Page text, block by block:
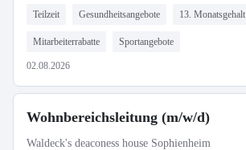
Teilzeit Gesundheitsangebote 13. Monatsgehalt
Mitarbeiterrabatte Sportangebote
02.08.2026
Wohnbereichsleitung (m/w/d)
Waldeck's deaconess house Sophienheim